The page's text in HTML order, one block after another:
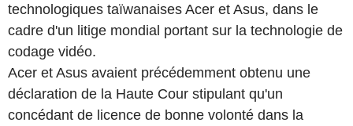
technologiques taïwanaises Acer et Asus, dans le
cadre d'un litige mondial portant sur la technologie de
codage vidéo.
Acer et Asus avaient précédemment obtenu une
déclaration de la Haute Cour stipulant qu'un
concédant de licence de bonne volonté dans la